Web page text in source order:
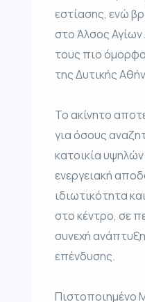
εστίασης, ενώ
στο Άλσος
τους πιο
της Δυτικής
Το ακίνητο
για όσους
κατοικία
ενεργειακή
ιδιωτικότητα
στο κέντρο, σε
συνεχή
επένδυσης.
Πιστοποιημένο